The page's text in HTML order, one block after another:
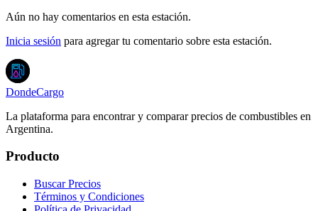
Aún no hay comentarios en esta estación.
Inicia sesión para agregar tu comentario sobre esta estación.
DondeCargo
La plataforma para encontrar y comparar precios de combustibles en
Argentina.
Producto
Buscar Precios
Términos y Condiciones